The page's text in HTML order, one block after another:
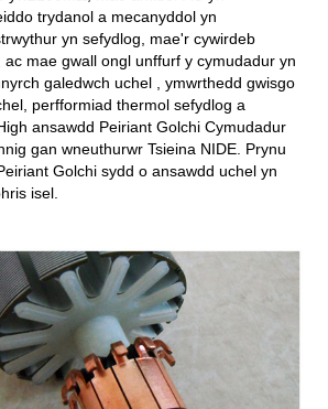
trydanol a mecanyddol yn
yn sefydlog, mae'r cywirdeb
mae gwall ongl unffurf y cymudadur yn
galedwch uchel , ymwrthedd gwisgo
perfformiad thermol sefydlog a
ansawdd Peiriant Golchi Cymudadur
gan wneuthurwr Tsieina NIDE. Prynu
Golchi sydd o ansawdd uchel yn
isel.